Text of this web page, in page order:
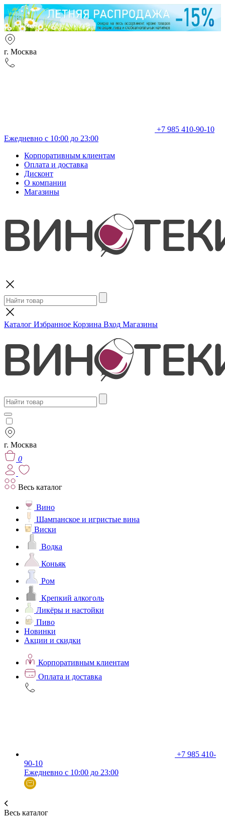
г. Москва
+7 985 410-90-10
Ежедневно с 10:00 до 23:00
Корпоративным клиентам
Оплата и доставка
Дисконт
О компании
Магазины
Каталог Избранное Корзина Вход Магазины
г. Москва
0
Весь каталог
Вино
Шампанское и игристые вина
Виски
Водка
Коньяк
Ром
Крепкий алкоголь
Ликёры и настойки
Пиво
Новинки
Акции и скидки
Корпоративным клиентам
Оплата и доставка
+7 985 410-
90-10
Ежедневно с 10:00 до 23:00
Весь каталог